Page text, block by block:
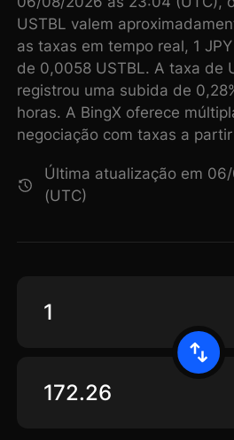
USTBL valem
as taxas em tempo real, 1
de 0,0058 USTBL. A taxa de
registrou uma subida de
horas. A BingX oferece
negociação com taxas a partir
Última atualização em
(UTC)